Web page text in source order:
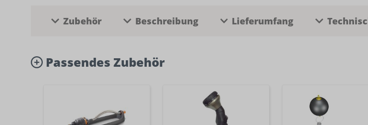
Zubehör Beschreibung Lieferumfang
Passendes Zubehör